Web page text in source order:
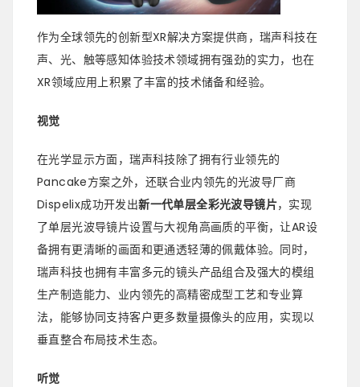
作为全球领先的创新型XR解决方案提供商，瑞声科技在
声、光、触等感知体验技术领域拥有强劲的实力，也在
XR领域应用上积累了丰富的技术储备和经验。
视觉
在光学显示方面，瑞声科技除了拥有行业领先的
Pancake方案之外，还联合业内领先的光波导厂商
Dispelix成功开发出新一代单层全彩光波导镜片，实现
了单层光波导镜片设置与大视角高画质的平衡，让AR设
备拥有更清晰的画面和更通透轻薄的佩戴体验。同时，
瑞声科技也拥有丰富多元的镜头产品组合及强大的模组
生产制造能力、业内领先的高精密成型工艺和专业算
法，能够协同支持客户更多数量摄像头的应用，实现以
垂直整合布局技术生态。
听觉